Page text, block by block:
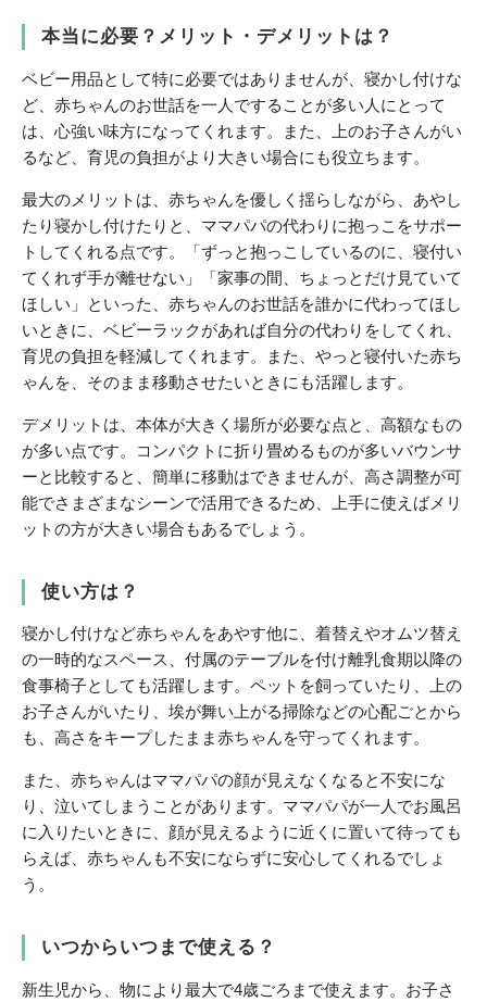
本当に必要？メリット・デメリットは？
ベビー用品として特に必要ではありませんが、寝かし付けな
ど、赤ちゃんのお世話を一人ですることが多い人にとって
は、心強い味方になってくれます。また、上のお子さんがい
るなど、育児の負担がより大きい場合にも役立ちます。
最大のメリットは、赤ちゃんを優しく揺らしながら、あやし
たり寝かし付けたりと、ママパパの代わりに抱っこをサポー
トしてくれる点です。「ずっと抱っこしているのに、寝付い
てくれず手が離せない」「家事の間、ちょっとだけ見ていて
ほしい」といった、赤ちゃんのお世話を誰かに代わってほし
いときに、ベビーラックがあれば自分の代わりをしてくれ、
育児の負担を軽減してくれます。また、やっと寝付いた赤ち
ゃんを、そのまま移動させたいときにも活躍します。
デメリットは、本体が大きく場所が必要な点と、高額なもの
が多い点です。コンパクトに折り畳めるものが多いバウンサ
ーと比較すると、簡単に移動はできませんが、高さ調整が可
能でさまざまなシーンで活用できるため、上手に使えばメリ
ットの方が大きい場合もあるでしょう。
使い方は？
寝かし付けなど赤ちゃんをあやす他に、着替えやオムツ替え
の一時的なスペース、付属のテーブルを付け離乳食期以降の
食事椅子としても活躍します。ペットを飼っていたり、上の
お子さんがいたり、埃が舞い上がる掃除などの心配ごとから
も、高さをキープしたまま赤ちゃんを守ってくれます。
また、赤ちゃんはママパパの顔が見えなくなると不安にな
り、泣いてしまうことがあります。ママパパが一人でお風呂
に入りたいときに、顔が見えるように近くに置いて待っても
らえば、赤ちゃんも不安にならずに安心してくれるでしょ
う。
いつからいつまで使える？
新生児から、物により最大で4歳ごろまで使えます。お子さ